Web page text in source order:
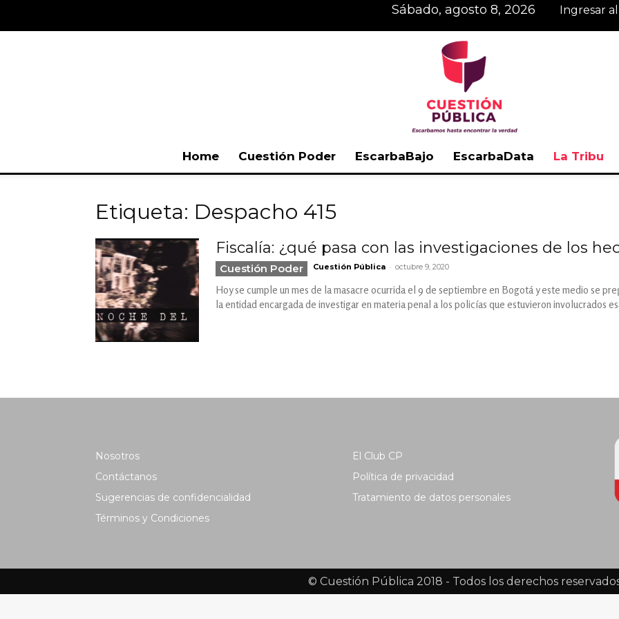
sábado, agosto 8, 2026 Ingresar
Home Cuestión Poder EscarbaBajo EscarbaData La Tribu
Etiqueta: Despacho 415
Fiscalía: ¿qué pasa con las investigaciones de los
Cuestión Poder Cuestión Pública - octubre 9, 2020
Hoy se cumple un mes de la masacre ocurrida el 9 de septiembre en Bogotá y este medio se
la entidad encargada de investigar en materia penal a los policías que estuvieron involucrados
Nosotros
Contáctanos
Sugerencias de confidencialidad
Términos y Condiciones
El Club CP
Política de privacidad
Tratamiento de datos personales
© Cuestión Pública 2018 - Todos los derechos